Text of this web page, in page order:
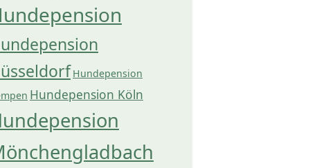
Hundepension
Hundepension Köln